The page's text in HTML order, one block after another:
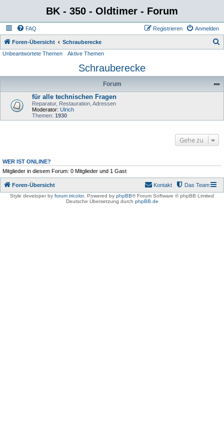
BK - 350 - Oldtimer - Forum
FAQ Anmelden
Registrieren
Foren-Übersicht Schrauberecke
h
Unbeantwortete Themen Aktive Themen
Schrauberecke
Forum
für alle technischen Fragen
Reparatur, Restauration, Adressen
Moderator: Ulrich
Themen: 1930
Gehe zu
WER IST ONLINE?
Mitglieder in diesem Forum: 0 Mitglieder und 1 Gast
Foren-Übersicht Das Team
Kontakt
Style developer by forum tricolor, Powered by phpBB® Forum Software © phpBB Limited
Deutsche Übersetzung durch phpBB.de